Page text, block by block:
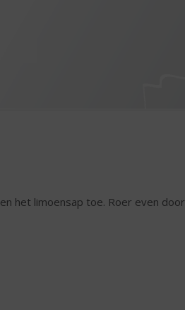
het limoensap toe. Roer even door